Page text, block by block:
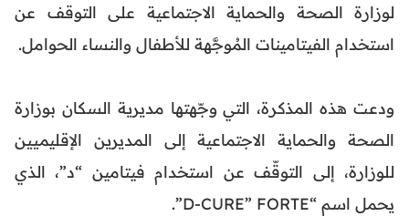
لوزارة الصحة والحماية الاجتماعية على التوقف عن
استخدام الفيتامينات المُوجَّهة للأطفال والنساء الحوامل.
ودعت هذه المذكرة، التي وجّهتها مديرية السكان بوزارة
الصحة والحماية الاجتماعية إلى المديرين الإقليميين
للوزارة، إلى التوقّف عن استخدام فيتامين “د”، الذي
يحمل اسم “D-CURE” FORTE”.